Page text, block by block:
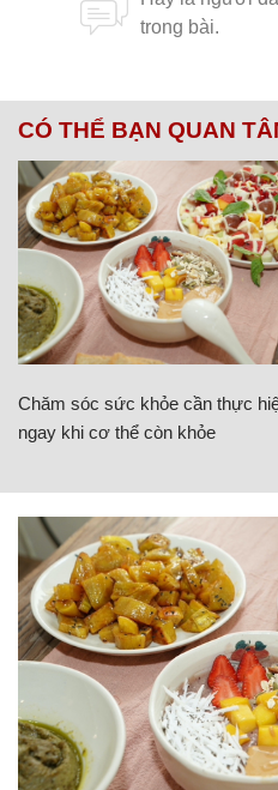
CÓ THỂ BẠN QUAN
Chăm sóc sức khỏe cần thực
ngay khi cơ thể còn khỏe